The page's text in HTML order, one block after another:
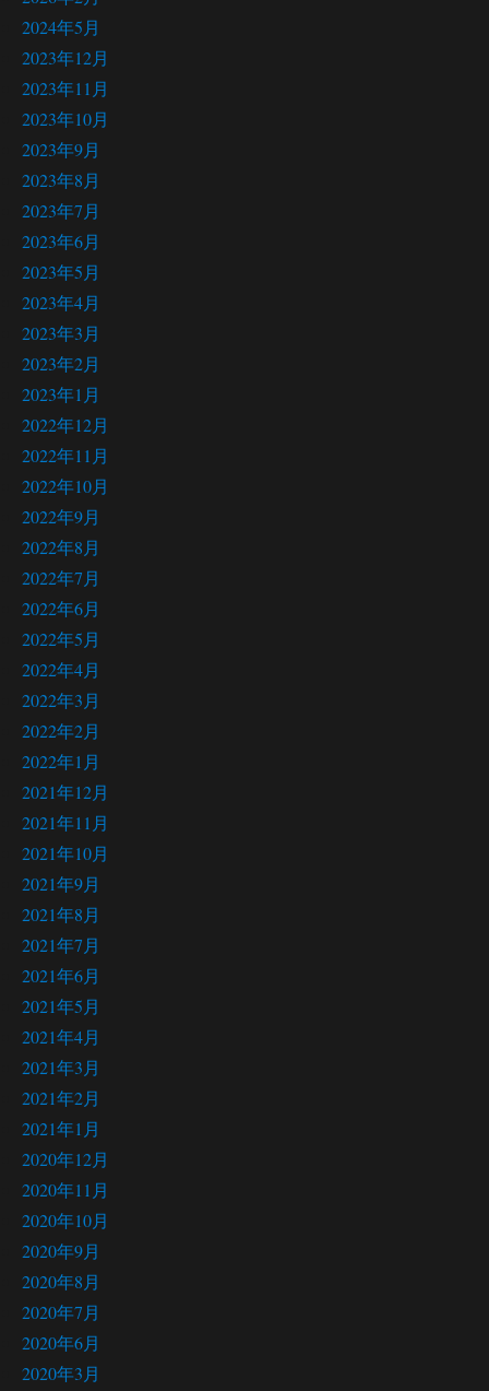
2024年5月
2023年12月
2023年11月
2023年10月
2023年9月
2023年8月
2023年7月
2023年6月
2023年5月
2023年4月
2023年3月
2023年2月
2023年1月
2022年12月
2022年11月
2022年10月
2022年9月
2022年8月
2022年7月
2022年6月
2022年5月
2022年4月
2022年3月
2022年2月
2022年1月
2021年12月
2021年11月
2021年10月
2021年9月
2021年8月
2021年7月
2021年6月
2021年5月
2021年4月
2021年3月
2021年2月
2021年1月
2020年12月
2020年11月
2020年10月
2020年9月
2020年8月
2020年7月
2020年6月
2020年3月